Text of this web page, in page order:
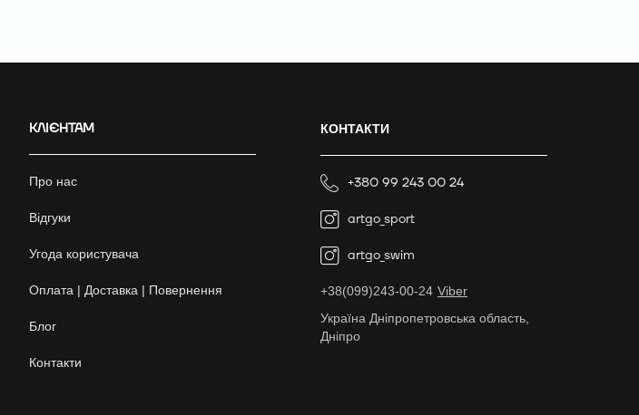
КЛІЄНТАМ
Про нас
Відгуки
Угода користувача
Оплата | Доставка | Повернення
Блог
Контакти
КОНТАКТИ
+380 99 243 00 24
artgo_sport
artgo_swim
+38(099)243-00-24 Viber
Україна Дніпропетровська область,
Дніпро